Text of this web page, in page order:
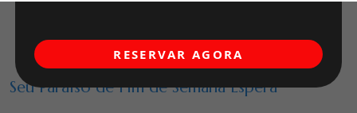
Seu Paraíso de Fim de Semana Espera
RESERVAR AGORA